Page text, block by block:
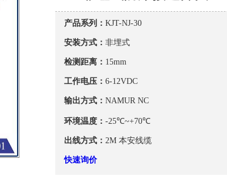
产品系列： KJT-NJ-30
安装方式： 非埋式
检测距离： 15mm
工作电压： 6-12VDC
输出方式： NAMUR NC
环境温度： -25℃~+70℃
出线方式： 2M 本安线缆
快速询价